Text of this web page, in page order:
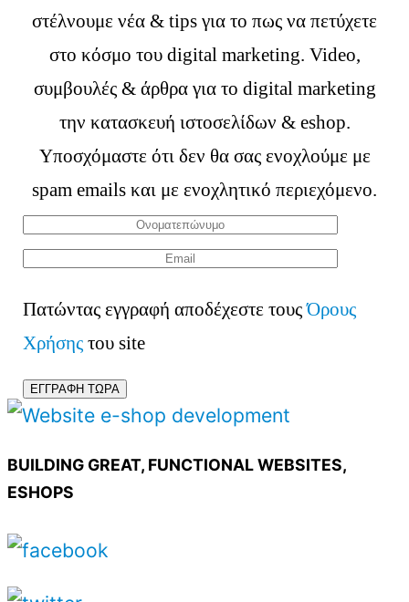
2107000917
στέλνουμε νέα & tips για το πως να πετύχετε
στο κόσμο του digital marketing. Video,
συμβουλές & άρθρα για το digital marketing
την κατασκευή ιστοσελίδων & eshop.
Υποσχόμαστε ότι δεν θα σας ενοχλούμε με
spam emails και με ενοχλητικό περιεχόμενο.
Πατώντας εγγραφή αποδέχεστε τουςΌρους
Χρήσηςτου site
BUILDING GREAT, FUNCTIONAL WEBSITES,
ESHOPS